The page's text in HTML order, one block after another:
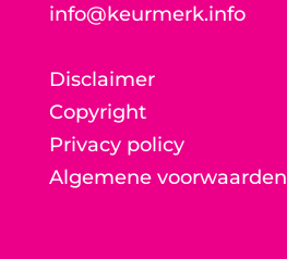
info@keurmerk.info
Disclaimer
Copyright
Privacy policy
Algemene voorwaarden